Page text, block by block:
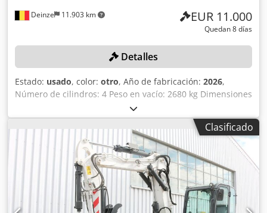
Deinze 11.903 km EUR 11.000
Quedan 8 días
Detalles
Estado: usado, color: otro, Año de fabricación: 2026,
Número de cilindros: 4 Peso en vacío: 2680 kg Dimensiones
(largo x ancho x alto): 337 x 172 x 197 cm Sistema de
cambio rápido: sí Peso propio: 2680 kg Dimensiones de
transporte: 3378 x 1727 x 1972 mm Marca y modelo del
motor: Kubota V2403 Potencia: 36,5 kW / 48,9 CV Cilindros:
4 Tamaño de los neumáticos: ruedas delanteras y traseras:
30x10-16 Ancho de la pala: 1730 mm Equipamiento:
sistema de cambio rápido mecánico Función adicional: Sin
certificación ni registro CE Sin documentación Dwsdpfezrv
Ulsx Abuoa
Clasificado